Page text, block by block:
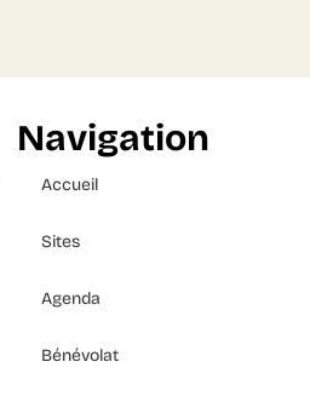
Navigation
Accueil
Sites
Agenda
Bénévolat